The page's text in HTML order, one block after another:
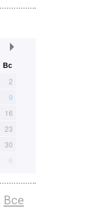
Вс
2
9
16
23
30
6
Все